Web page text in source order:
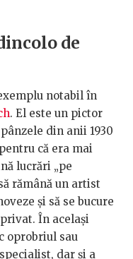
de
notabil în
. El este un pictor
din anii 1930
că era mai
lucrări „pe
rămână un artist
și să se bucure
În același
oprobriul sau
dar și a